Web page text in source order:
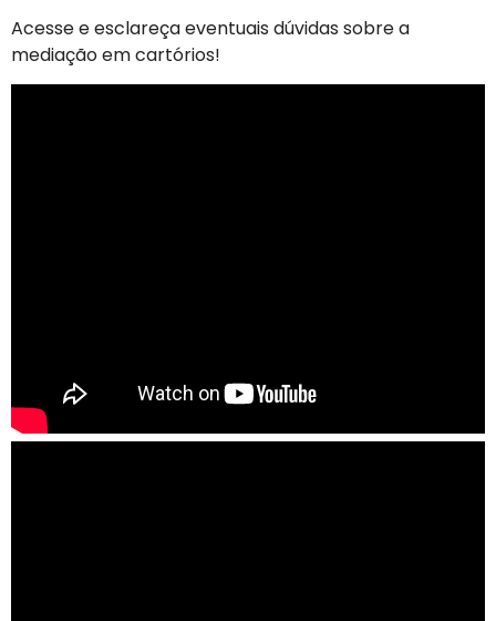
Acesse e esclareça eventuais dúvidas sobre a
mediação em cartórios!